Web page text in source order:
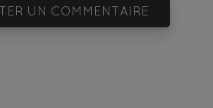
AJOUTER UN COMMENTAIRE